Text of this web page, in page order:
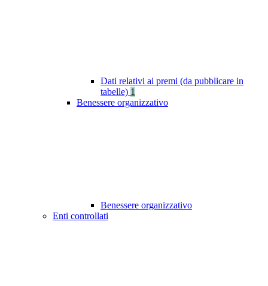
Dati relativi ai premi (da pubblicare in
tabelle) 1
Benessere organizzativo
Benessere organizzativo
Enti controllati